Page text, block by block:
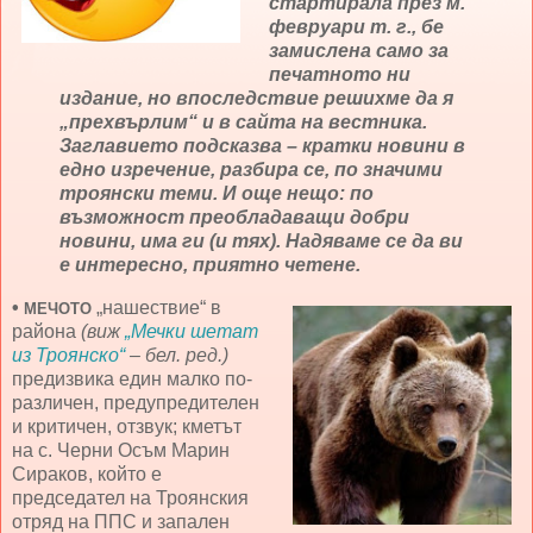
февруари т. г., бе
замислена само за
печатното ни
издание, но впоследствие решихме да я
„прехвърлим“ и в сайта на вестника.
Заглавието подсказва – кратки новини в
едно изречение, разбира се, по значими
троянски теми. И още нещо: по
възможност преобладаващи добри
новини, има ги (и тях). Надяваме се да ви
е интересно, приятно четене.
• МЕЧОТО „нашествие“ в
района (виж„Мечки шетат
из Троянско“– бел. ред.)
предизвика един малко по-
различен, предупредителен
и критичен, отзвук; кметът
на с. Черни Осъм Марин
Сираков, който е
председател на Троянския
отряд на ППС и запален